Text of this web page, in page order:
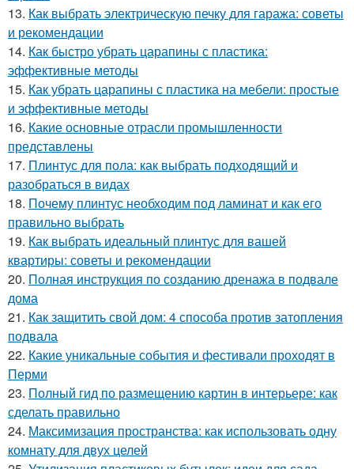
13. Как выбрать электрическую печку для гаража: советы
и рекомендации
14. Как быстро убрать царапины с пластика:
эффективные методы
15. Как убрать царапины с пластика на мебели: простые
и эффективные методы
16. Какие основные отрасли промышленности
представлены
17. Плинтус для пола: как выбрать подходящий и
разобраться в видах
18. Почему плинтус необходим под ламинат и как его
правильно выбрать
19. Как выбрать идеальный плинтус для вашей
квартиры: советы и рекомендации
20. Полная инструкция по созданию дренажа в подвале
дома
21. Как защитить свой дом: 4 способа против затопления
подвала
22. Какие уникальные события и фестивали проходят в
Перми
23. Полный гид по размещению картин в интерьере: как
сделать правильно
24. Максимизация пространства: как использовать одну
комнату для двух целей